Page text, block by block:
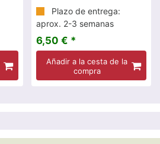
Plazo de entrega:
aprox. 2-3 semanas
6,50 € *
Añadir a la cesta de la
compra